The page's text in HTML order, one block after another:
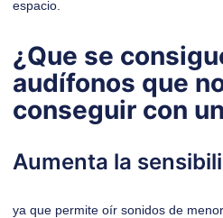
espacio.
¿Que se
audífonos que
conseguir con
Aumenta la
ya que permite oír sonidos de